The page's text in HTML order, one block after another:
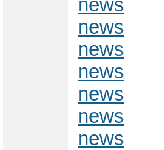
news
news
news
news
news
news
news